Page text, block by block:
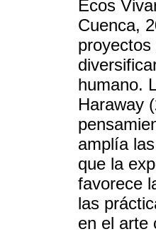
Ecos
Cuenca,
humano.
Haraway
amplía
que la
favorece
las
en el arte